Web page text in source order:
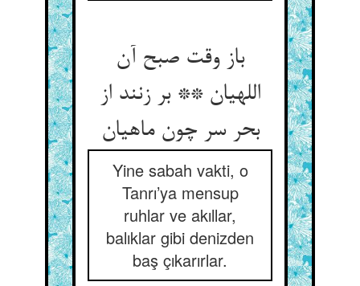
باز وقت صبح آن
اللهیان ** بر زنند از
بحر سر چون ماهیان‌‌
Yine sabah vakti, o
Tanrı’ya mensup
ruhlar ve akıllar,
balıklar gibi denizden
baş çıkarırlar.